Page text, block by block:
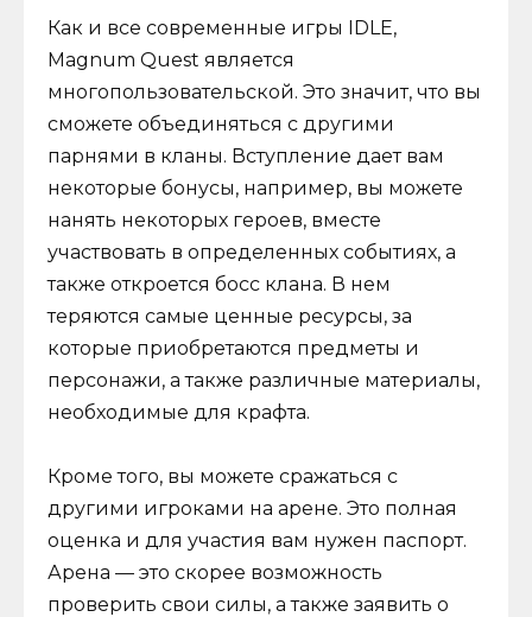
Как и все современные игры IDLE,
Magnum Quest является
многопользовательской. Это значит, что вы
сможете объединяться с другими
парнями в кланы. Вступление дает вам
некоторые бонусы, например, вы можете
нанять некоторых героев, вместе
участвовать в определенных событиях, а
также откроется босс клана. В нем
теряются самые ценные ресурсы, за
которые приобретаются предметы и
персонажи, а также различные материалы,
необходимые для крафта.
Кроме того, вы можете сражаться с
другими игроками на арене. Это полная
оценка и для участия вам нужен паспорт.
Арена — это скорее возможность
проверить свои силы, а также заявить о